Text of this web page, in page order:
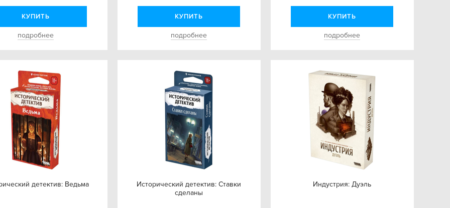
КУПИТЬ
подробнее
КУПИТЬ
подробнее
КУПИТЬ
подробнее
детектив: Ведьма
Исторический детектив: Ставки
сделаны
Индустрия: Дуэль